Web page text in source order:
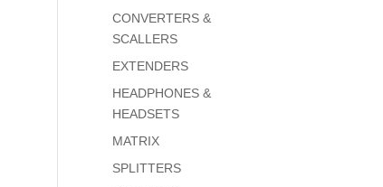
CONVERTERS &
SCALLERS
EXTENDERS
HEADPHONES &
HEADSETS
MATRIX
SPLITTERS